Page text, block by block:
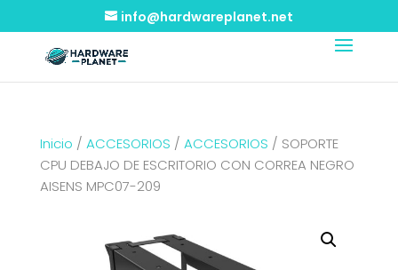
info@hardwareplanet.net
Inicio / ACCESORIOS / ACCESORIOS / SOPORTE
CPU DEBAJO DE ESCRITORIO CON CORREA NEGRO
AISENS MPC07-209